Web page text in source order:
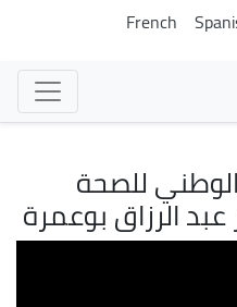
French
للصحة
الرزاق بوعمرة